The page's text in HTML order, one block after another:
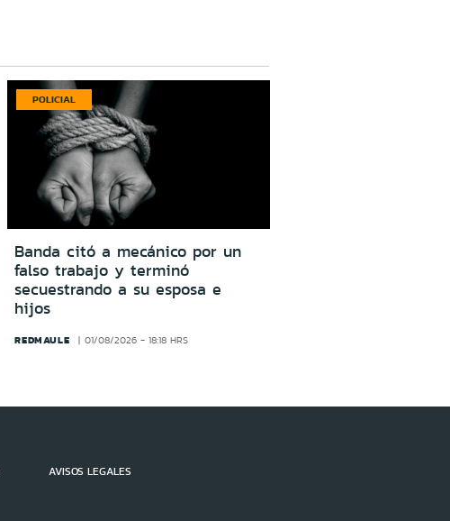
POLICIAL
Banda citó a mecánico por un
falso trabajo y terminó
secuestrando a su esposa e
hijos
REDMAULE 01/08/2026 - 18:18 HRS
AVISOS LEGALES